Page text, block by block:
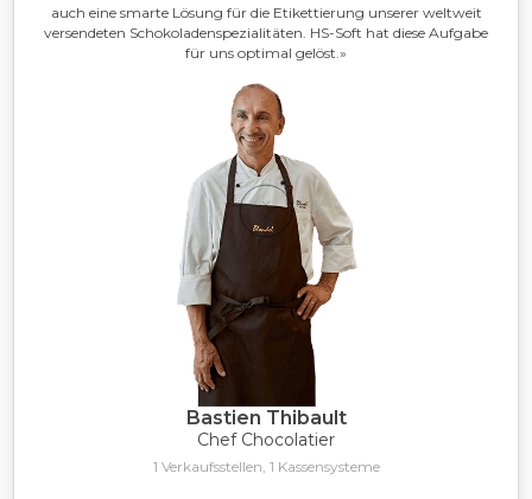
auch eine smarte Lösung für die Etikettierung unserer weltweit
versendeten Schokoladenspezialitäten. HS-Soft hat diese Aufgabe
für uns optimal gelöst.»
Bastien Thibault
Chef Chocolatier
1 Verkaufsstellen, 1 Kassensysteme